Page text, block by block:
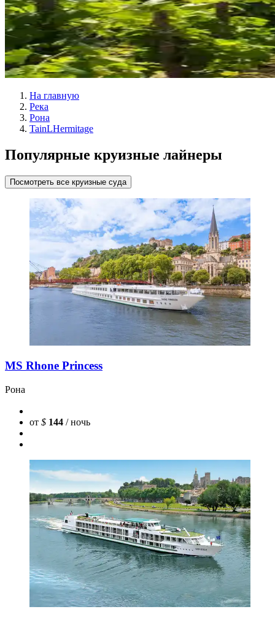
На главную
Река
Рона
TainLHermitage
Популярные круизные лайнеры
Посмотреть все круизные суда
MS Rhone Princess
Рона
от $ 144 / ночь